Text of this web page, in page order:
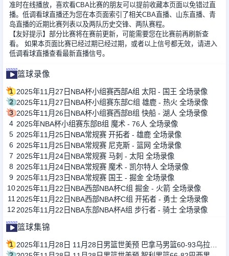
准时在线播放，喜欢看CBA比赛的朋友可以提前收藏本页面以免错过直
播。低调看球直播还为您在本页面索引了相关CBA直播、山东直播、青
岛直播的近期比赛列表以及两队历史交锋、两队赛程。
【友好提示】部分比赛将在赛前更新，可能需要您在比赛前再刷新查
看。 如果本页面比赛已经过期已经过期，或者以上信号都无效，请进入
低调看球直播查看最新直播信号。
篮球录像
1 2025年11月27日NBA杯小组赛西部A组 太阳 - 国王 全场录像
2 2025年11月27日NBA杯小组赛东部C组 雄鹿 - 热火 全场录像
3 2025年11月26日NBA杯小组赛西部B组 快船 - 湖人 全场录像
4 2025年NBA杯小组赛东部B组 魔术 - 76人 全场录像
5 2025年11月25日NBA常规赛 开拓者 - 雄鹿 全场录像
6 2025年11月25日NBA常规赛 尼克斯 - 篮网 全场录像
7 2025年11月24日NBA常规赛 马刺 - 太阳 全场录像
8 2025年11月24日NBA常规赛 魔术 - 凯尔特人 全场录像
9 2025年11月23日NBA常规赛 国王 - 掘金 全场录像
102025年11月22日NBA西部NBA杯C组 掘金 - 火箭 全场录像
11 2025年11月22日NBA西部NBA杯C组 开拓者 - 勇士 全场录像
12 2025年11月22日NBA东部NBA杯A组 步行者 - 骑士 全场录像
篮球集锦
1